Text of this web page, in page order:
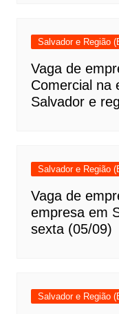
Salvador e Região
Vaga de
Comercial na
Salvador e
Salvador e Região
Vaga de
empresa em
sexta (05/09)
Salvador e Região